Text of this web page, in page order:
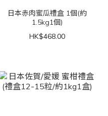
日本赤肉蜜瓜禮盒 1個(約
1.5kg1個)
HK$468.00